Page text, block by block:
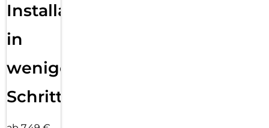
Installation
in
wenigen
Schritten